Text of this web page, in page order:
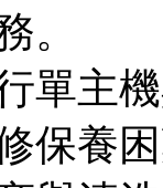
。
單主
保養